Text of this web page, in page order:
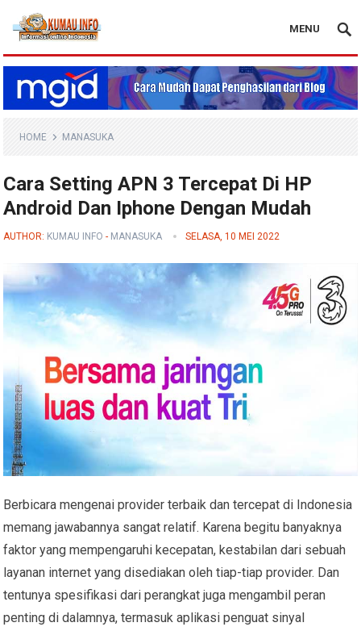
Blog Kumau Info
MENU
HOME MANASUKA
Cara Setting APN 3 Tercepat Di HP
Android Dan Iphone Dengan Mudah
AUTHOR: KUMAU INFO - MANASUKA SELASA, 10 MEI 2022
Berbicara mengenai provider terbaik dan tercepat di Indonesia
memang jawabannya sangat relatif. Karena begitu banyaknya
faktor yang mempengaruhi kecepatan, kestabilan dari sebuah
layanan internet yang disediakan oleh tiap-tiap provider. Dan
tentunya spesifikasi dari perangkat juga mengambil peran
penting di dalamnya, termasuk aplikasi penguat sinyal